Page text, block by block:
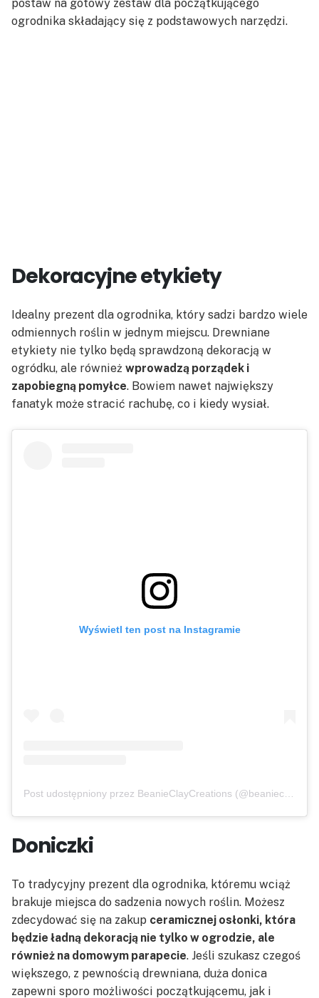
postaw na gotowy zestaw dla początkującego
ogrodnika składający się z podstawowych narzędzi.
Dekoracyjne etykiety
Idealny prezent dla ogrodnika, który sadzi bardzo wiele
odmiennych roślin w jednym miejscu. Drewniane
etykiety nie tylko będą sprawdzoną dekoracją w
ogródku, ale również wprowadzą porządek i
zapobiegną pomyłce. Bowiem nawet największy
fanatyk może stracić rachubę, co i kiedy wysiał.
Wyświetl ten post na Instagramie
Doniczki
To tradycyjny prezent dla ogrodnika, któremu wciąż
brakuje miejsca do sadzenia nowych roślin. Możesz
zdecydować się na zakup ceramicznej osłonki, która
będzie ładną dekoracją nie tylko w ogrodzie, ale
również na domowym parapecie. Jeśli szukasz czegoś
większego, z pewnością drewniana, duża donica
zapewni sporo możliwości początkującemu, jak i